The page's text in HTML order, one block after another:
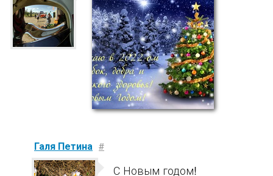
Галя Петина #
С Новым годом!